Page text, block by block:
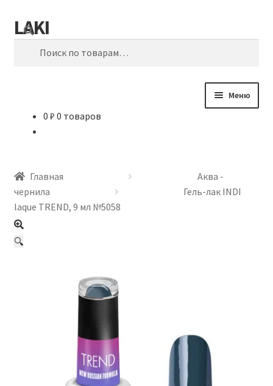
Перейти
к
навигации
Перейти
к
содержимому
LAKI
Поиск
Меню
ЗАТОЧКА
ДОСТАВКА
Личный кабинет
0 ₽ 0 товаров
Главная
Аква -
чернила
Гель-лак INDI
laque TREND, 9 мл №5058
🔍